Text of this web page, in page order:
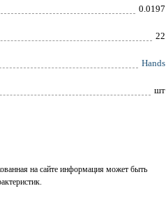
0.0197
22
Hands
шт
на сайте информация может быть